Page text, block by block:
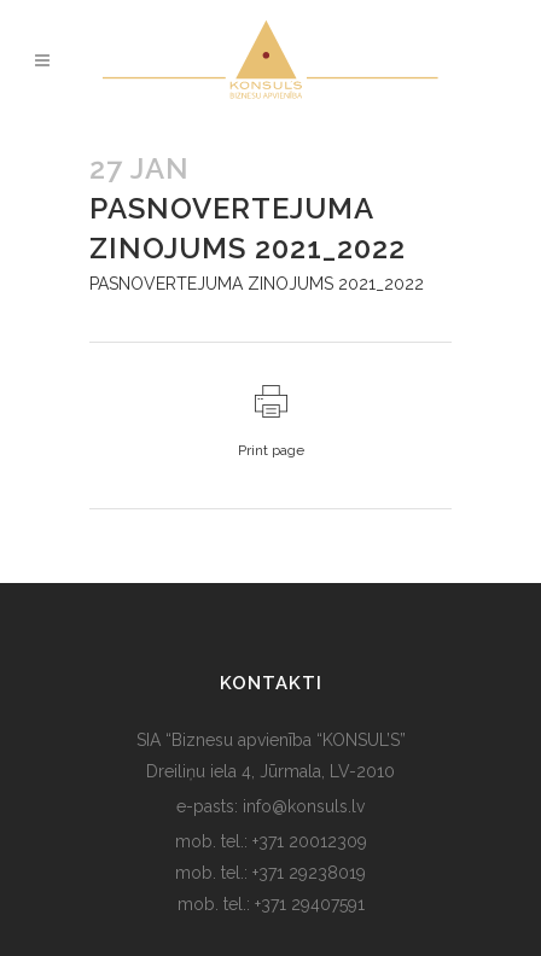
27 JAN
PASNOVERTEJUMA
ZINOJUMS 2021_2022
PASNOVERTEJUMA ZINOJUMS 2021_2022
Print page
KONTAKTI
SIA “Biznesu apvienība “KONSUL’S”
Dreiliņu iela 4, Jūrmala, LV-2010
e-pasts: info@konsuls.lv
mob. tel.: +371 20012309
mob. tel.: +371 29238019
mob. tel.: +371 29407591